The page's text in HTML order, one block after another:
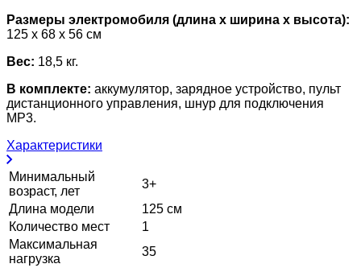
Размеры электромобиля (длина х ширина х высота):
125 x 68 x 56 см
Вес: 18,5 кг.
В комплекте: аккумулятор, зарядное устройство, пульт
дистанционного управления, шнур для подключения
MP3.
Характеристики
Минимальный
возраст, лет
3+
Длина модели
125 см
Количество мест
1
Максимальная
нагрузка
35